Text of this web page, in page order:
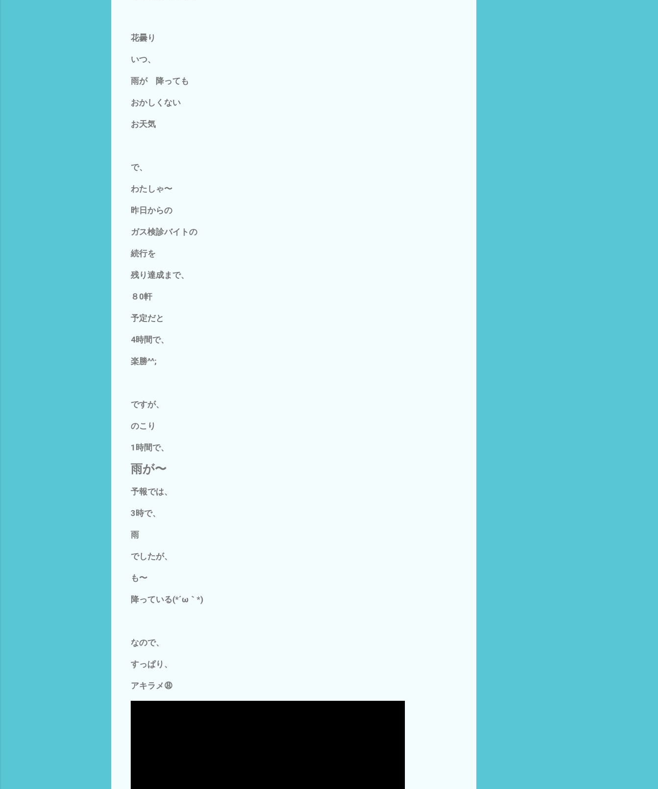
花曇り
いつ、
雨が 降っても
おかしくない
お天気
で、
わたしゃ〜
昨日からの
ガス検診バイトの
続行を
残り達成まで、
８0軒
予定だと
4時間で、
楽勝^^;
ですが、
のこり
1時間で、
雨が〜
予報では、
3時で、
雨
でしたが、
も〜
降っている(*´ω｀*)
なので、
すっぱり、
アキラメ😩